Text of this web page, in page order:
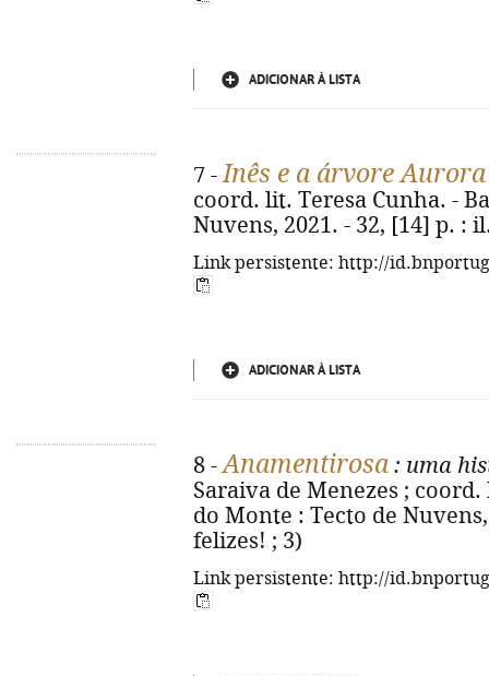
ADICIONAR À LISTA
7 -Inês e a árvore Aurora
coord. lit. Teresa Cunha. -
Nuvens, 2021. - 32, [14] p. :
Link persistente: http://
ADICIONAR À LISTA
8 -Anamentirosa : uma
Saraiva de Menezes ;
do Monte : Tecto de
felizes! ; 3)
Link persistente: http://